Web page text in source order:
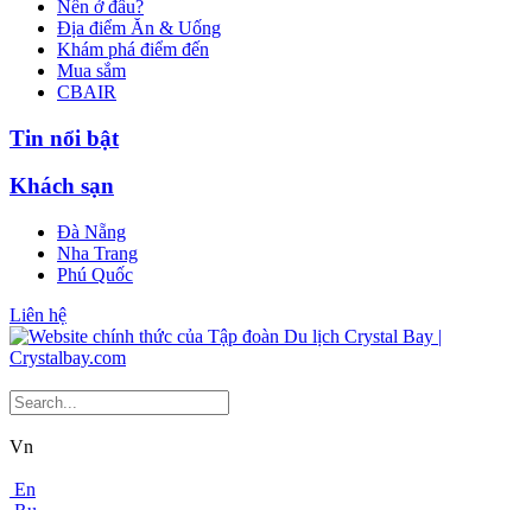
Nên ở đâu?
Địa điểm Ăn & Uống
Khám phá điểm đến
Mua sắm
CBAIR
Tin nổi bật
Khách sạn
Đà Nẵng
Nha Trang
Phú Quốc
Liên hệ
Vn
En